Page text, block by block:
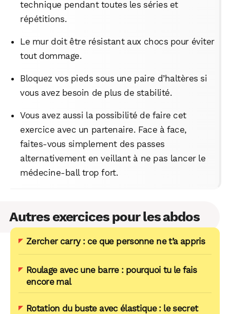
technique pendant toutes les séries et
répétitions.
Le mur doit être résistant aux chocs pour éviter
tout dommage.
Bloquez vos pieds sous une paire d’haltères si
vous avez besoin de plus de stabilité.
Vous avez aussi la possibilité de faire cet
exercice avec un partenaire. Face à face,
faites-vous simplement des passes
alternativement en veillant à ne pas lancer le
médecine-ball trop fort.
Autres exercices pour les abdos
Zercher carry : ce que personne ne t’a appris
Roulage avec une barre : pourquoi tu le fais
encore mal
Rotation du buste avec élastique : le secret